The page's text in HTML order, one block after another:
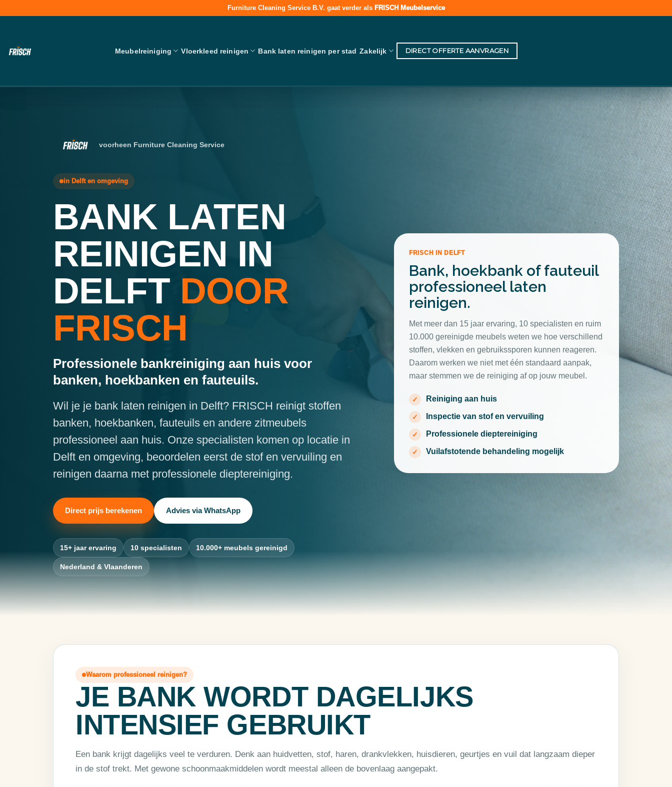
Furniture Cleaning Service B.V. gaat verder als FRISCH Meubelservice
content
Meubelreiniging Vloerkleed reinigen Bank laten reinigen per stad Zakelijk DIRECT OFFERTE AANVRAGEN
voorheen Furniture Cleaning Service
in Delft en omgeving
BANK LATEN
REINIGEN IN
DELFT DOOR
FRISCH
Professionele bankreiniging aan huis voor
banken, hoekbanken en fauteuils.
Wil je je bank laten reinigen in Delft? FRISCH reinigt stoffen
banken, hoekbanken, fauteuils en andere zitmeubels
professioneel aan huis. Onze specialisten komen op locatie in
Delft en omgeving, beoordelen eerst de stof en vervuiling en
reinigen daarna met professionele dieptereiniging.
Direct prijs berekenen Advies via WhatsApp
15+ jaar ervaring 10 specialisten 10.000+ meubels gereinigd
Nederland & Vlaanderen
FRISCH IN DELFT
Bank, hoekbank of fauteuil
professioneel laten
reinigen.
Met meer dan 15 jaar ervaring, 10 specialisten en ruim
10.000 gereinigde meubels weten we hoe verschillend
stoffen, vlekken en gebruikssporen kunnen reageren.
Daarom werken we niet met één standaard aanpak,
maar stemmen we de reiniging af op jouw meubel.
Reiniging aan huis
Inspectie van stof en vervuiling
Professionele dieptereiniging
Vuilafstotende behandeling mogelijk
Waarom professioneel reinigen?
JE BANK WORDT DAGELIJKS
INTENSIEF GEBRUIKT
Een bank krijgt dagelijks veel te verduren. Denk aan huidvetten, stof, haren, drankvlekken, huisdieren, geurtjes en vuil dat langzaam dieper
in de stof trekt. Met gewone schoonmaakmiddelen wordt meestal alleen de bovenlaag aangepakt.